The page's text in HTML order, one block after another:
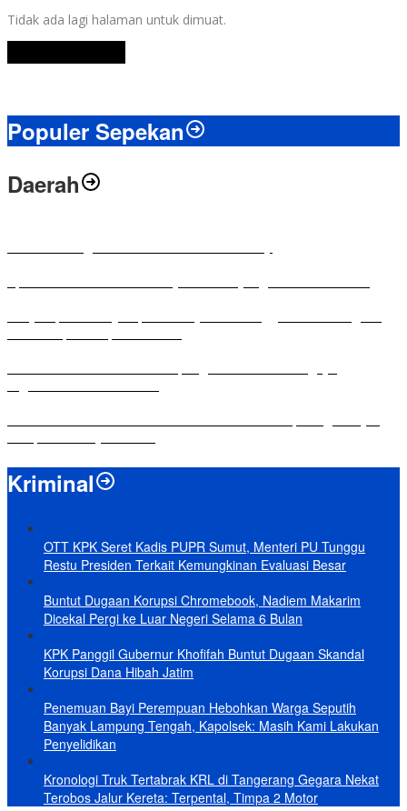
Tidak ada lagi halaman untuk dimuat.
Populer Sepekan
Daerah
Kriminal
OTT KPK Seret Kadis PUPR Sumut, Menteri PU Tunggu
Restu Presiden Terkait Kemungkinan Evaluasi Besar
Buntut Dugaan Korupsi Chromebook, Nadiem Makarim
Dicekal Pergi ke Luar Negeri Selama 6 Bulan
KPK Panggil Gubernur Khofifah Buntut Dugaan Skandal
Korupsi Dana Hibah Jatim
Penemuan Bayi Perempuan Hebohkan Warga Seputih
Banyak Lampung Tengah, Kapolsek: Masih Kami Lakukan
Penyelidikan
Kronologi Truk Tertabrak KRL di Tangerang Gegara Nekat
Terobos Jalur Kereta: Terpental, Timpa 2 Motor